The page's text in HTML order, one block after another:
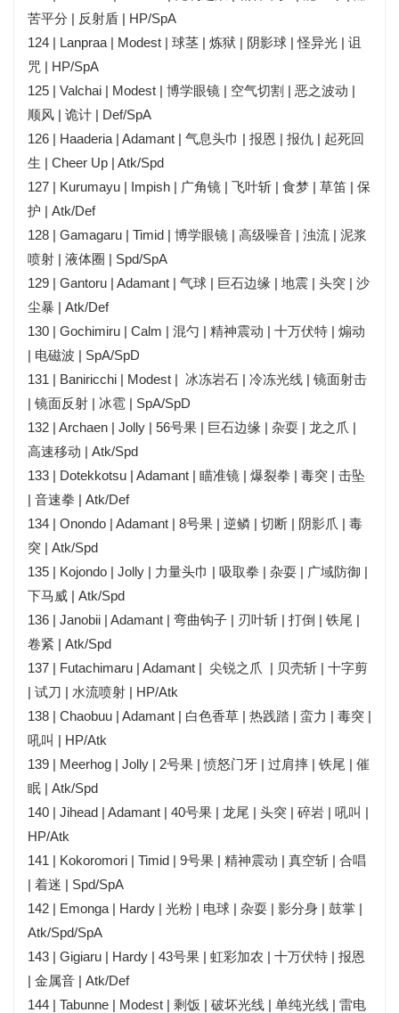
苦平分 | 反射盾 | HP/SpA
124 | Lanpraa | Modest | 球茎 | 炼狱 | 阴影球 | 怪异光 | 诅
咒 | HP/SpA
125 | Valchai | Modest | 博学眼镜 | 空气切割 | 恶之波动 |
顺风 | 诡计 | Def/SpA
126 | Haaderia | Adamant | 气息头巾 | 报恩 | 报仇 | 起死回
生 | Cheer Up | Atk/Spd
127 | Kurumayu | Impish | 广角镜 | 飞叶斩 | 食梦 | 草笛 | 保
护 | Atk/Def
128 | Gamagaru | Timid | 博学眼镜 | 高级噪音 | 浊流 | 泥浆
喷射 | 液体圈 | Spd/SpA
129 | Gantoru | Adamant | 气球 | 巨石边缘 | 地震 | 头突 | 沙
尘暴 | Atk/Def
130 | Gochimiru | Calm | 混勺 | 精神震动 | 十万伏特 | 煽动
| 电磁波 | SpA/SpD
131 | Baniricchi | Modest | 冰冻岩石 | 冷冻光线 | 镜面射击
| 镜面反射 | 冰雹 | SpA/SpD
132 | Archaen | Jolly | 56号果 | 巨石边缘 | 杂耍 | 龙之爪 |
高速移动 | Atk/Spd
133 | Dotekkotsu | Adamant | 瞄准镜 | 爆裂拳 | 毒突 | 击坠
| 音速拳 | Atk/Def
134 | Onondo | Adamant | 8号果 | 逆鳞 | 切断 | 阴影爪 | 毒
突 | Atk/Spd
135 | Kojondo | Jolly | 力量头巾 | 吸取拳 | 杂耍 | 广域防御 |
下马威 | Atk/Spd
136 | Janobii | Adamant | 弯曲钩子 | 刃叶斩 | 打倒 | 铁尾 |
卷紧 | Atk/Spd
137 | Futachimaru | Adamant | 尖锐之爪 | 贝壳斩 | 十字剪
| 试刀 | 水流喷射 | HP/Atk
138 | Chaobuu | Adamant | 白色香草 | 热践踏 | 蛮力 | 毒突 |
吼叫 | HP/Atk
139 | Meerhog | Jolly | 2号果 | 愤怒门牙 | 过肩摔 | 铁尾 | 催
眠 | Atk/Spd
140 | Jihead | Adamant | 40号果 | 龙尾 | 头突 | 碎岩 | 吼叫 |
HP/Atk
141 | Kokoromori | Timid | 9号果 | 精神震动 | 真空斩 | 合唱
| 着迷 | Spd/SpA
142 | Emonga | Hardy | 光粉 | 电球 | 杂耍 | 影分身 | 鼓掌 |
Atk/Spd/SpA
143 | Gigiaru | Hardy | 43号果 | 虹彩加农 | 十万伏特 | 报恩
| 金属音 | Atk/Def
144 | Tabunne | Modest | 剩饭 | 破坏光线 | 单纯光线 | 雷电